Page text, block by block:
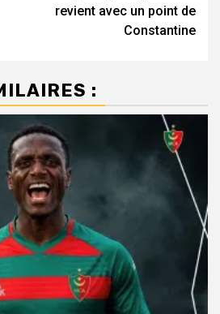
revient avec un point de
Constantine
: